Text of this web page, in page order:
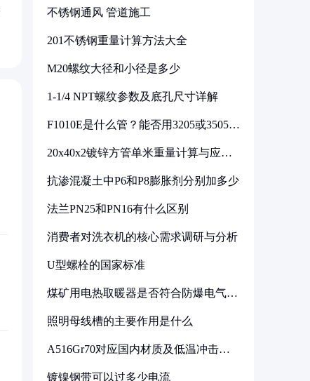
不锈钢通风 管道施工
201不锈钢重量计算方法大全
M20螺纹大径和小径是多少
1-1/4 NPT螺纹参数及底孔尺寸详解
F1010E是什么管？能否用3205或3505代
20x40x2镀锌方管单米重量计算与应用
抗渗混凝土中P6和P8膨胀剂分别加多少
法兰PN25和PN16有什么区别
消费者对洗衣机的核心需求调研与分析
U型螺栓的国家标准
煤矿用电热取暖器是否符合防爆电气设
照明母线槽的主要作用是什么
A516Gr70对应国内材质及低温冲击要
镀镍钢带可以过多少电流